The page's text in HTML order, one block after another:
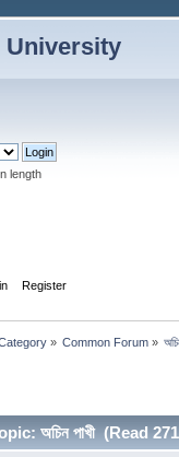
University
length
Register
» Common Forum»
অচিন পাখী (Read